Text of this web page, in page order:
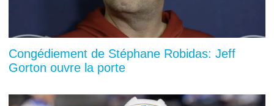
Congédiement de Stéphane Robidas: Jeff
Gorton ouvre la porte